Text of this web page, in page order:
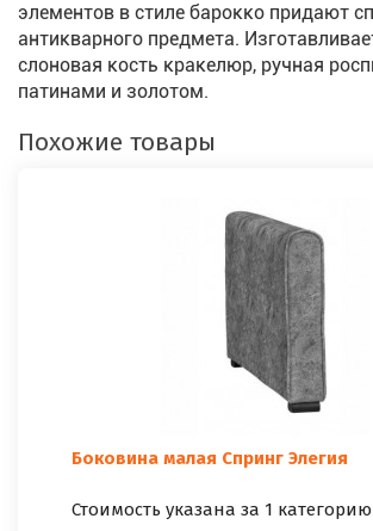
элементов в стиле барокко придают
антикварного предмета.
слоновая кость кракелюр, ручная
патинами и золотом.
Похожие товары
Боковина малая Спринг Элегия
Стоимость указана за 1